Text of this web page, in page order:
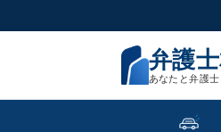
弁護
あなたと弁護